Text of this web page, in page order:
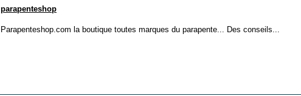
parapenteshop
Parapenteshop.com la boutique toutes marques du parapente... Des conseils...